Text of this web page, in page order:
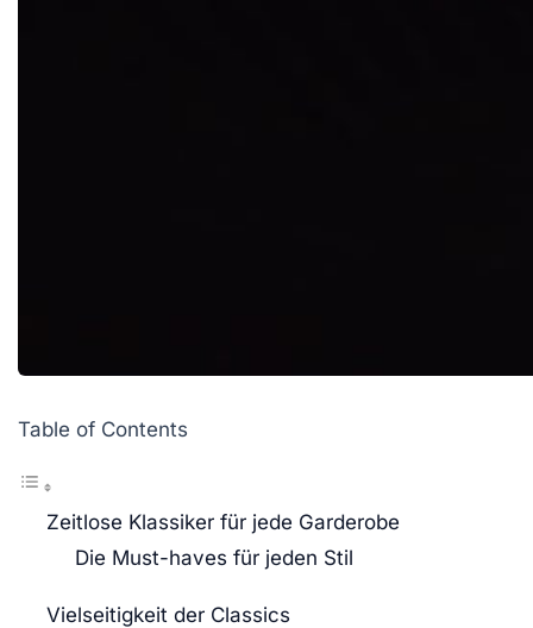
Table of Contents
Zeitlose Klassiker für jede Garderobe
Die Must-haves für jeden Stil
Vielseitigkeit der Classics